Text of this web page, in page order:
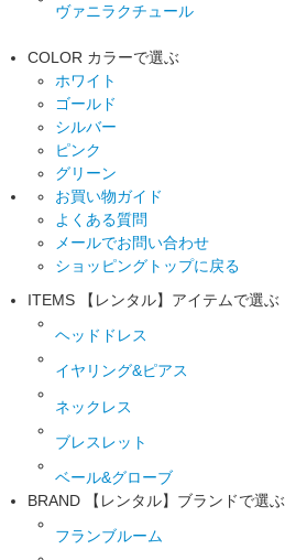
ヴァニラクチュール
COLOR カラーで選ぶ
ホワイト
ゴールド
シルバー
ピンク
グリーン
お買い物ガイド
よくある質問
メールでお問い合わせ
ショッピングトップに戻る
ITEMS
【レンタル】アイテムで選ぶ
ヘッドドレス
イヤリング&ピアス
ネックレス
ブレスレット
ベール&グローブ
BRAND
【レンタル】ブランドで選ぶ
フランブルーム